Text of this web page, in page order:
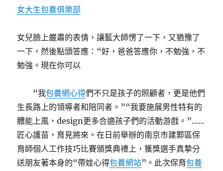
女大生包養俱樂部
女兒臉上嚴肅的表情，讓藍大師愣了一下，又猶豫了
一下，然後點頭答應：“好，爸爸答應你，不勉強，不
勉強。現在你可以
“我包養網心得們不只是孩子的照顧者，更是他們
生長路上的領導者和陪同者。”“我要施展男性特有的
體能上風，design更多合適孩子們的活動游戲。”……
匠心護苗，育見將來。在日前舉辦的南京市建鄴區保
育師個人工作技巧比賽頒獎典禮上，獲獎選手真摯分
送朋友著本身的“帶娃心得包養網站”。此次保育包養